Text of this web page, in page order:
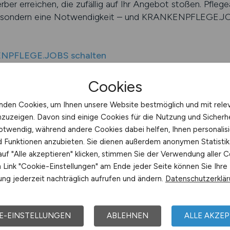
erreichen, die zufällig auf Ihr Angebot stoßen.
eine Notwendigkeit – und
schalten
Ihrer Anzeigen
ist nur dann wirklich erfolgreich, wenn sie
dass sie Pflegekräfte dringend benötigen, doch
Bewerber tatsächlich ansprechen.
zu optimieren und die bestmöglichen
Sie bei allen Schritten – von der
bis hin zur Laufzeitplanung. Sie erhalten
formulieren. Pflegekräfte reagieren
Das bedeutet: keine Floskeln, keine Übertreibungen,
Cookies
Cookies, um Ihnen unsere Website bestmöglich und mit
Davon sind einige Cookies für die Nutzung und
während andere Cookies dabei helfen, Ihnen
Funktionen anzubieten. Sie dienen außerdem anonymen
"Alle akzeptieren" klicken, stimmen Sie der Verwendung aller
"Cookie-Einstellungen" am Ende jeder Seite können Sie Ihre
jederzeit nachträglich aufrufen und ändern.
EINSTELLUNGEN ABLEHNEN ALLE